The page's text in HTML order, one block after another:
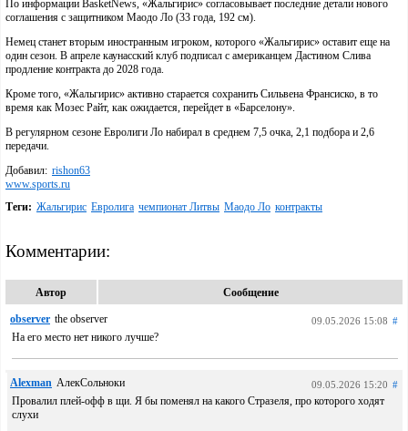
По информации BasketNews, «Жальгирис» согласовывает последние детали нового
соглашения с защитником Маодо Ло (33 года, 192 см).
Немец станет вторым иностранным игроком, которого «Жальгирис» оставит еще на
один сезон. В апреле каунасский клуб подписал с американцем Дастином Слива
продление контракта до 2028 года.
Кроме того, «Жальгирис» активно старается сохранить Сильвена Франсиско, в то
время как Мозес Райт, как ожидается, перейдет в «Барселону».
В регулярном сезоне Евролиги Ло набирал в среднем 7,5 очка, 2,1 подбора и 2,6
передачи.
Добавил: rishon63
www.sports.ru
Теги: Жальгирис Евролига чемпионат Литвы Маодо Ло контракты
Комментарии:
Автор Сообщение
observer the observer 09.05.2026 15:08 #
На его место нет никого лучше?
Alexman АлекСольноки 09.05.2026 15:20 #
Провалил плей-офф в щи. Я бы поменял на какого Стразеля, про которого ходят
слухи